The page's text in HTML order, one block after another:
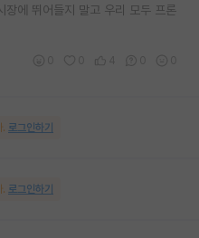
장에 뛰어들지 말고 우리 모두 프론
. 로그인하기
. 로그인하기